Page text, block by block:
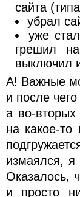
сайта
убрал
уже
грешил
выключил
А! Важные
и после
а во-
на какое-
измаялся,
Оказалось,
и просто